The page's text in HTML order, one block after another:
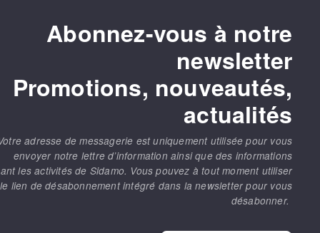
Abonnez-vous à notre
newsletter
Promotions, nouveautés,
actualités
adresse de messagerie est uniquement utilisée pour vous
envoyer notre lettre d’information ainsi que des informations
les activités de Sidamo. Vous pouvez à tout moment utiliser
le lien de désabonnement intégré dans la newsletter pour vous
désabonner.